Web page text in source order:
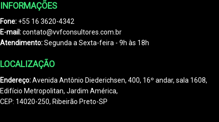
INFORMAÇÕES
Fone: +55 16 3620-4342
E-mail:contato@vvfconsultores.com.br
Atendimento:Segunda a Sexta-feira - 9h às 18h
LOCALIZAÇÃO
Endereço:Avenida Antônio Diederichsen, 400, 16º andar, sala 1608,
Edifício Metropolitan, Jardim América,
CEP: 14020-250, Ribeirão Preto-SP